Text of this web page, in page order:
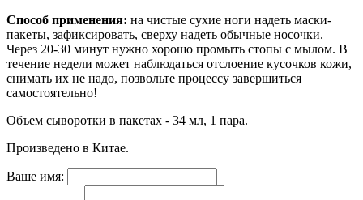
Способ применения: на чистые сухие ноги надеть маски-
пакеты, зафиксировать, сверху надеть обычные носочки.
Через 20-30 минут нужно хорошо промыть стопы с мылом. В
течение недели может наблюдаться отслоение кусочков кожи,
снимать их не надо, позвольте процессу завершиться
самостоятельно!
Объем сыворотки в пакетах - 34 мл, 1 пара.
Произведено в Китае.
Ваше имя: